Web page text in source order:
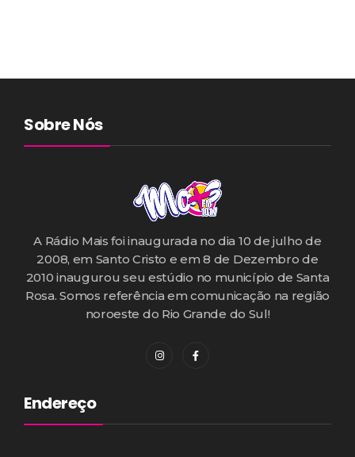
Sobre Nós
A Rádio Mais foi inaugurada no dia 10 de julho de
2008, em Santo Cristo e em 8 de Dezembro de
2010 inaugurou seu estúdio no município de Santa
Rosa. Somos referência em comunicação na região
noroeste do Rio Grande do Sul!
Endereço